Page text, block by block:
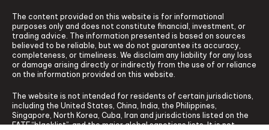
The content provided on this website is for informational
purposes only and does not constitute financial, investment, or
trading advice. The information presented is based on sources
believed to be reliable, but we do not guarantee its accuracy,
completeness, or timeliness. We disclaim any liability for any loss
or damage arising directly or indirectly from the use of or reliance
on the information provided on this website.
The website is not intended for residents of certain jurisdictions,
including the United States, China, India, the Philippines,
Singapore, North Korea, Cuba, Iran and jurisdictions listed on the
FATF “blacklist”, and the major global sanctions lists. It is not